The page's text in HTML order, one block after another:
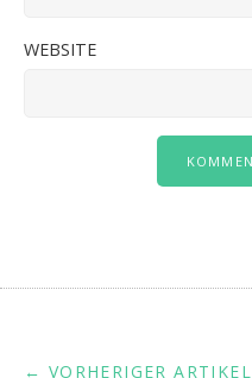
WEBSITE
← VORHERIGER ARTIKEL